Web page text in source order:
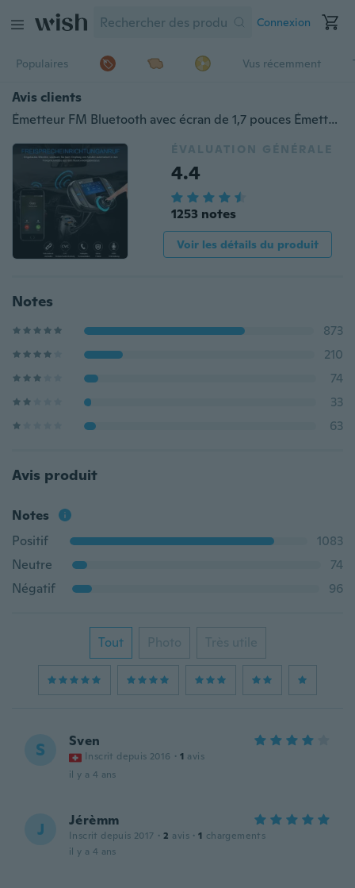
Connexion
Populaires Vus récemment
Avis clients
Émetteur FM Bluetooth avec écran de 1,7 pouces Émetteur FM BT70 amélioré avec émetteur FM sans fil Charge3.0 rapide pour voiture (Chargeur de voiture USB Entrée AUX Fente pour carte TF Appel mains libres)
ÉVALUATION GÉNÉRALE
4.4
1253 notes
Voir les détails du produit
Notes
873
210
74
33
63
Avis produit
Notes
Positif
1083
Neutre
74
Négatif
96
Tout Photo Très utile
S Sven
Inscrit depuis 2016 · 1 avis
il y a 4 ans
J Jérèmm
Inscrit depuis 2017 · 2 avis · 1 chargements
il y a 4 ans